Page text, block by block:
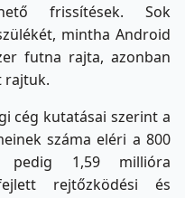
frissítések. Sok
mintha Android
futna rajta, azonban
rajtuk.
cég kutatásai szerint a
száma eléri a 800
pedig 1,59 millióra
rejtőzködési és